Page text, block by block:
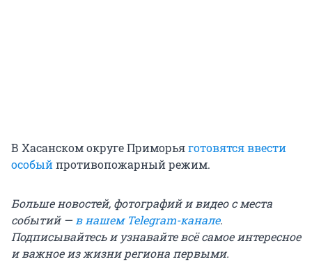
В Хасанском округе Приморьяготовятся ввести
особыйпротивопожарный режим.
Больше новостей, фотографий и видео с места
событий — в нашем Telegram-канале.
Подписывайтесь и узнавайте всё самое интересное
и важное из жизни региона первыми.